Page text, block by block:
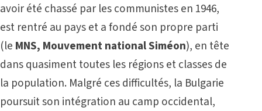
avoir été chassé par les communistes en 1946,
est rentré au pays et a fondé son propre parti
(le MNS, Mouvement national Siméon), en tête
dans quasiment toutes les régions et classes de
la population. Malgré ces difficultés, la Bulgarie
poursuit son intégration au camp occidental,